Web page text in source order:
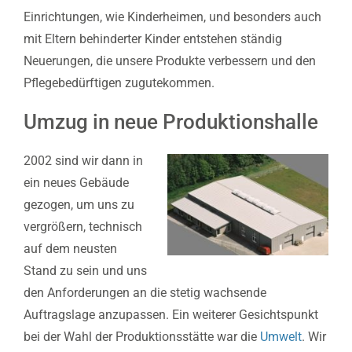
Einrichtungen, wie Kinderheimen, und besonders auch
mit Eltern behinderter Kinder entstehen ständig
Neuerungen, die unsere Produkte verbessern und den
Pflegebedürftigen zugutekommen.
Umzug in neue Produktionshalle
2002 sind wir dann in
ein neues Gebäude
gezogen, um uns zu
vergrößern, technisch
auf dem neusten
Stand zu sein und uns
den Anforderungen an die stetig wachsende
Auftragslage anzupassen. Ein weiterer Gesichtspunkt
bei der Wahl der Produktionsstätte war die Umwelt. Wir